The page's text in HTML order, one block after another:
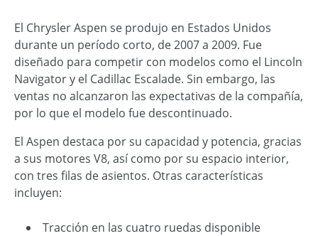
El Chrysler Aspen se produjo en Estados Unidos
durante un período corto, de 2007 a 2009. Fue
diseñado para competir con modelos como el Lincoln
Navigator y el Cadillac Escalade. Sin embargo, las
ventas no alcanzaron las expectativas de la compañía,
por lo que el modelo fue descontinuado.
El Aspen destaca por su capacidad y potencia, gracias
a sus motores V8, así como por su espacio interior,
con tres filas de asientos. Otras características
incluyen:
Tracción en las cuatro ruedas disponible